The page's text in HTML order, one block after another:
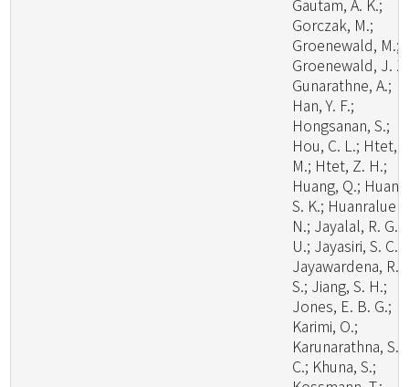
Gautam, A. K.;
Gorczak, M.;
Groenewald, M.;
Groenewald, J.
Gunarathne, A.;
Han, Y. F.;
Hongsanan, S.;
Hou, C. L.; Htet,
M.; Htet, Z. H.;
Huang, Q.;
S. K.; Huanraluek,
N.; Jayalal, R. G.
U.; Jayasiri, S. C.;
Jayawardena, R.
S.; Jiang, S. H.;
Jones, E. B. G.;
Karimi, O.;
Karunarathna, S.
C.; Khuna, S.;